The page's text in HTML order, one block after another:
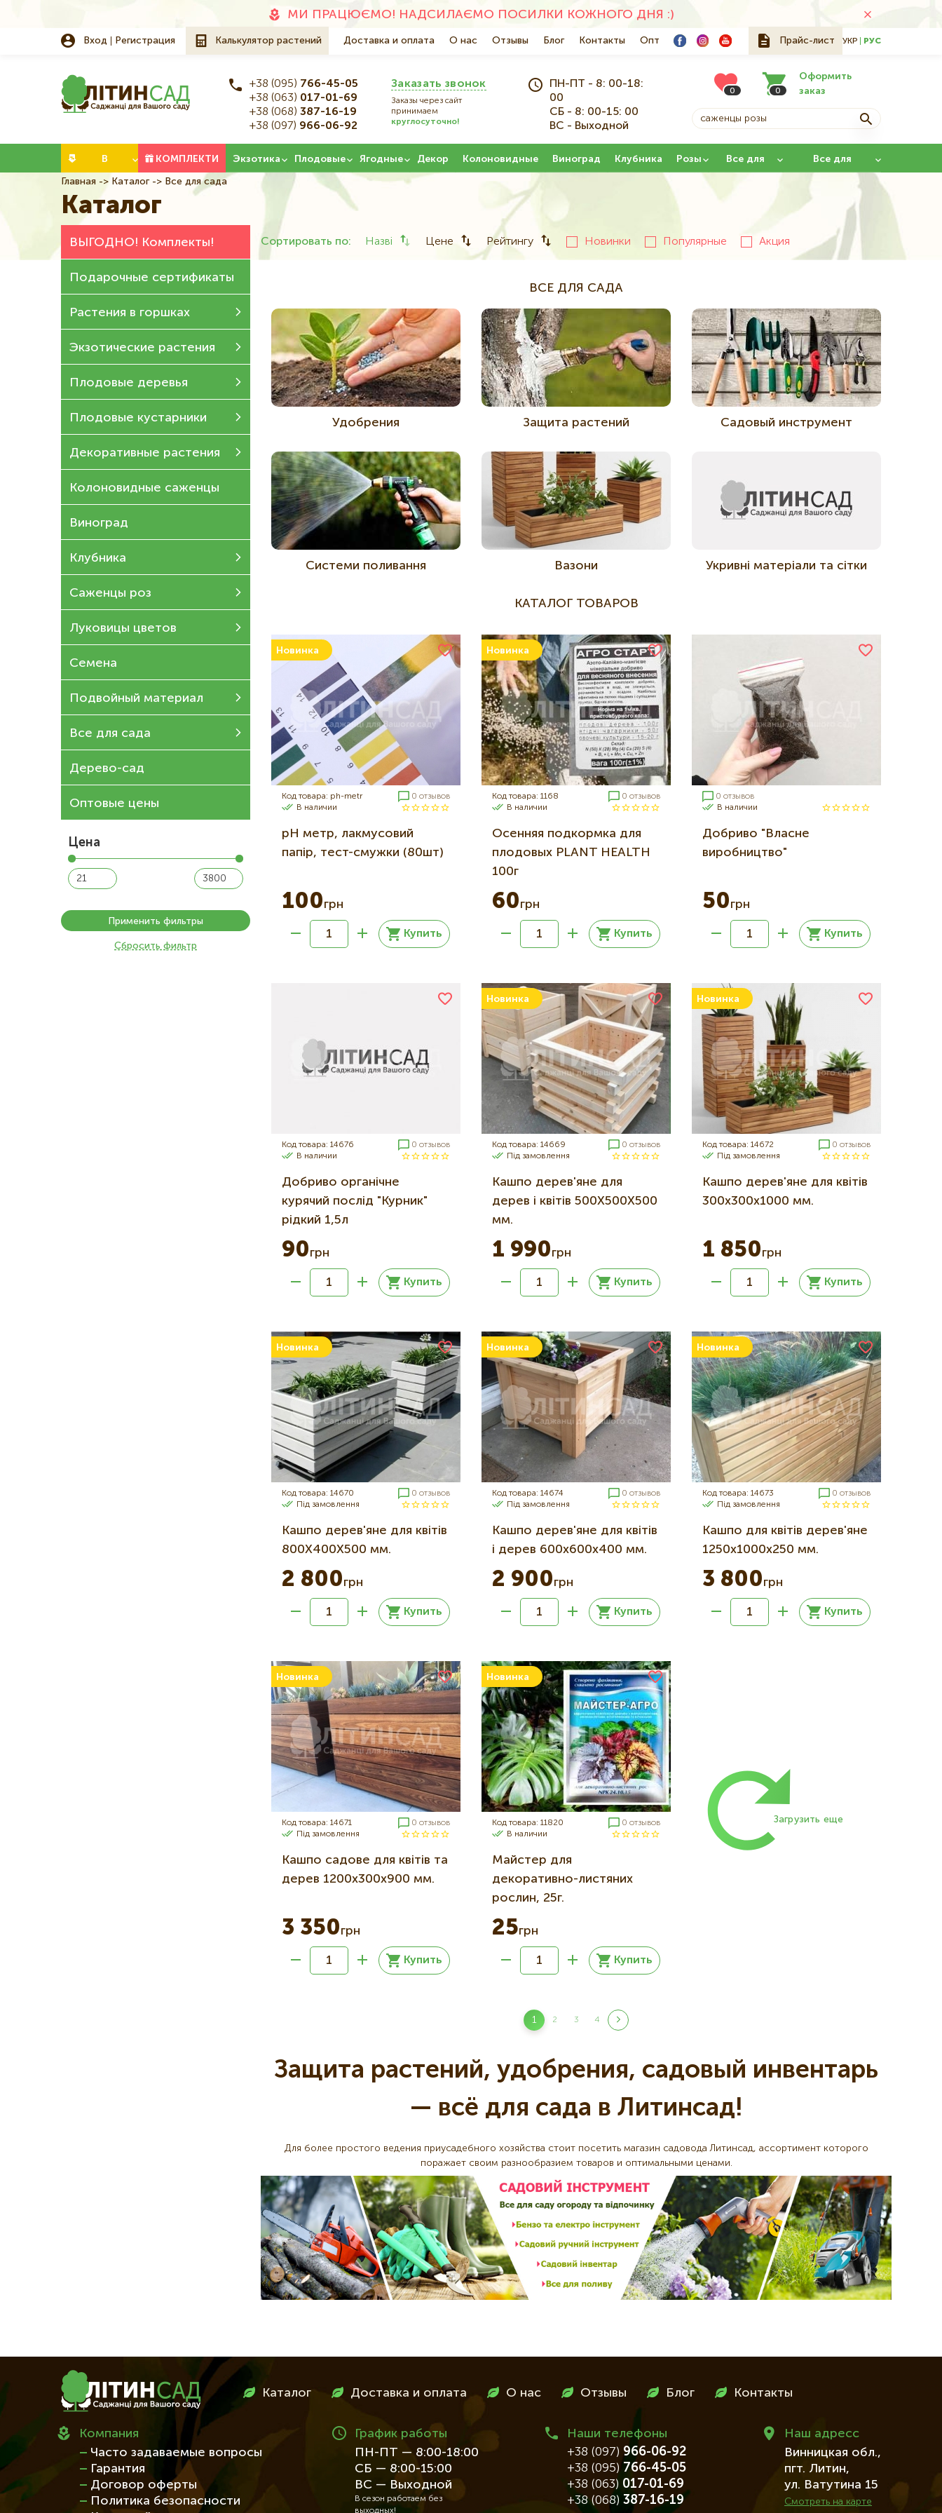
МИ ПРАЦЮЄМО! НАДСИЛАЄМО ПОСИЛКИ КОЖНОГО ДНЯ :)
Вход Регистрация Калькулятор растений Основна
Доставка и оплата О нас Отзывы Блог Контакты Опт Прайс-лист УКР РУС
+38 (095) 766-45-05
+38 (063) 017-01-69
+38 (068) 387-16-19
+38 (097) 966-06-92
Заказать звонок
Заказы через сайт
принимаем
круглосуточно!
ПН-ПТ - 8: 00-18:
00
СБ - 8: 00-15: 00
ВС - Выходной
0
Оформить
заказ
0
В
КОМПЛЕКТИ Экзотика Плодовые Ягодные Декор Колоновидные Виноград Клубника Розы Все для Все для
Строка
навигации
Главная Каталог Все для сада
Каталог
ВЫГОДНО! Комплекты!
Подарочные сертификаты
Растения в горшках
Экзотические растения
Плодовые деревья
Плодовые кустарники
Декоративные растения
Колоновидные саженцы
Виноград
Клубника
Саженцы роз
Луковицы цветов
Семена
Подвойный материал
Все для сада
Дерево-сад
Оптовые цены
Цена
Применить фильтры
Сбросить фильтр
Сортировать по: Назві Цене Рейтингу Новинки Популярные Акция
ВСЕ ДЛЯ САДА
Удобрения Защита растений Садовый инструмент
Системи поливання Вазони Укривні матеріали та сітки
КАТАЛОГ ТОВАРОВ
Новинка
Код товара: ph-metr
0 отзывов
В наличии
pH метр, лакмусовий
папір, тест-смужки (80шт)
100грн
Купить
Новинка
Код товара: 1168
0 отзывов
В наличии
Осенняя подкормка для
плодовых PLANT HEALTH
100г
60грн
Купить
0 отзывов
В наличии
Добриво "Власне
виробництво"
50грн
Купить
Код товара: 14676
0 отзывов
В наличии
Добриво органічне
курячий послід "Курник"
рідкий 1,5л
90грн
Купить
Новинка
Код товара: 14669
0 отзывов
Під замовлення
Кашпо дерев'яне для
дерев і квітів 500Х500Х500
мм.
1 990грн
Купить
Новинка
Код товара: 14672
0 отзывов
Під замовлення
Кашпо дерев'яне для квітів
300х300х1000 мм.
1 850грн
Купить
Новинка
Код товара: 14670
0 отзывов
Під замовлення
Кашпо дерев'яне для квітів
800Х400Х500 мм.
2 800грн
Купить
Новинка
Код товара: 14674
0 отзывов
Під замовлення
Кашпо дерев'яне для квітів
і дерев 600х600х400 мм.
2 900грн
Купить
Новинка
Код товара: 14673
0 отзывов
Під замовлення
Кашпо для квітів дерев'яне
1250х1000х250 мм.
3 800грн
Купить
Новинка
Код товара: 14671
0 отзывов
Під замовлення
Кашпо садове для квітів та
дерев 1200х300х900 мм.
3 350грн
Купить
Новинка
Код товара: 11820
0 отзывов
В наличии
Майстер для
декоративно-листяних
рослин, 25г.
25грн
Купить
Нумерация
страниц
Загрузить еще
Текущая
1
2
Страница
3
Страница
4
Защита растений, удобрения, садовый инвентарь
— всё для сада в Литинсад!
Для более простого ведения приусадебного хозяйства стоит посетить магазин садовода Литинсад, ассортимент которого
поражает своим разнообразием товаров и оптимальными ценами.
МенюКаталог Доставка и оплата О нас Отзывы Блог Контакты
Компания
Часто задаваемые вопросы
Гарантия
Договор оферты
Политика безопасности
График работы
ПН-ПТ — 8:00-18:00
СБ — 8:00-15:00
ВС — Выходной
В сезон работаем без
выходных!
Наши телефоны
+38 (097) 966-06-92
+38 (095) 766-45-05
+38 (063) 017-01-69
+38 (068) 387-16-19
Наш адресc
Винницкая обл.,
пгт. Литин,
ул. Ватутина 15
Смотреть на карте